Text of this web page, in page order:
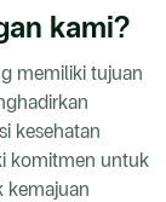
kami?
memiliki tujuan
kesehatan
komitmen untuk
kemajuan